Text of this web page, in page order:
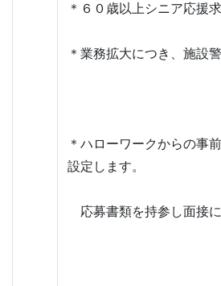
＊６０歳以上シニア応援
＊業務拡大につき、施設
＊ハローワークからの事
設定します。
応募書類を持参し面接に